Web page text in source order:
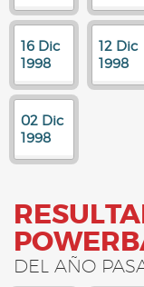
16 Dic
1998
12 Dic
1998
02 Dic
1998
DEL AÑO